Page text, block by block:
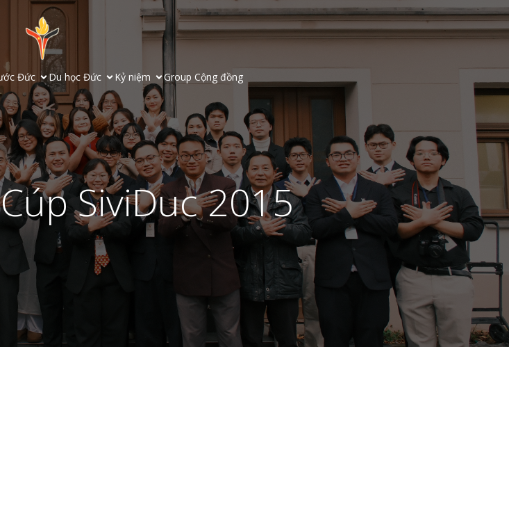
Đức Du học Đức Kỷ niệm Group Cộng đồng
SiviDuc 2015